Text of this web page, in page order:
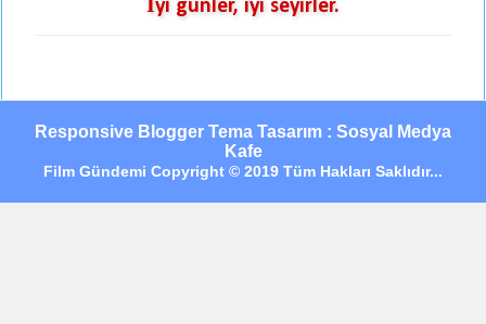
İyi günler, iyi seyirler.
Responsive Blogger Tema Tasarım : Sosyal Medya
Kafe
Film Gündemi Copyright © 2019 Tüm Hakları Saklıdır...